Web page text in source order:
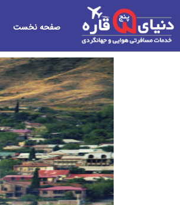
صفحه نخست